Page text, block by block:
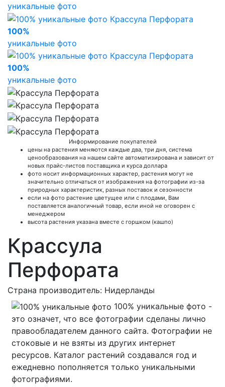
уникальные фото
100%
уникальные фото
100%
уникальные фото
Информирование покупателей
цены на растения меняются каждые два, три дня, система
ценообразования на нашем сайте автоматизирована и зависит от
новых прайс-листов поставщика и курса доллара
фото носит информационных характер, растения могут не
значительно отличаться от изображения на фотографии из-за
природных характеристик, разных поставок и сезонности
если на фото растение цветущее или с плодами, Вам
поставляется аналогичный товар, если иной не оговорен с
менеджером
высота растения указана вместе с горшком (кашпо)
Крассула
Перфората
Страна производитель: Нидерланды
100% уникальные фото -
это означет, что все фотографии сделаны лично
правообладателем данного сайта. Фотографии не
стоковые и не взяты из других интернет
ресурсов. Каталог растений создавался год и
ежедневно пополняется только уникальными
фотографиями.